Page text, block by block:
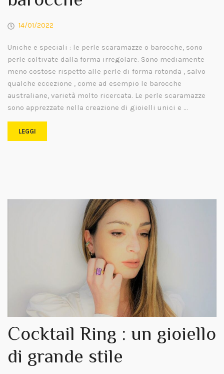
14/01/2022
Uniche e speciali : le perle scaramazze o barocche, sono
perle coltivate dalla forma irregolare. Sono mediamente
meno costose rispetto alle perle di forma rotonda , salvo
qualche eccezione , come ad esempio le barocche
australiane, varietà molto ricercata. Le perle scaramazze
sono apprezzate nella creazione di gioielli unici e …
LEGGI
Cocktail Ring : un gioiello
di grande stile